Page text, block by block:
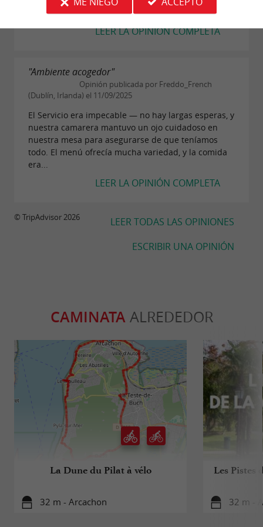
cumpleaños de mi novia y sacaron una vela en...
LEER LA OPINIÓN COMPLETA
"Ambiente acogedor"
Opinión publicada por Freddo_French
(Dublín, Irlanda) el 11/09/2025
El Servicio era impecable — no hay largas esperas, y
nuestra camarera mantuvo un ojo cuidadoso en
nuestra mesa para asegurarse de que teníamos
todo. El menú ofrecía mucha variedad, y la comida
era...
LEER LA OPINIÓN COMPLETA
LEER TODAS LAS OPINIONES
ESCRIBIR UNA OPINIÓN
© TripAdvisor 2026
CAMINATAALREDEDOR
La Dune du Pilat à vélo
32 m - Arcachon
Les Pistes
32 m -